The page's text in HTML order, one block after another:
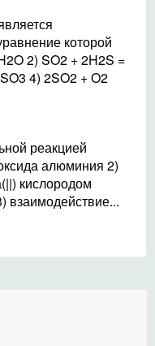
которой
2) SO2 + 2H2S =
4) 2SO2 + O2
реакцией
алюминия 2)
кислородом
взаимодействие...